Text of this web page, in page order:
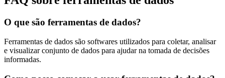
O que são ferramentas de dados?
Ferramentas de dados são softwares utilizados para coletar, analisar
e visualizar conjunto de dados para ajudar na tomada de decisões
informadas.